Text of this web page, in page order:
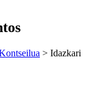
> Idazkari